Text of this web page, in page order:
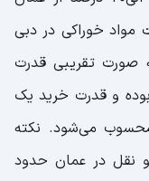
مواد خوراکی در دبی
صورت تقریبی قدرت
بوده و قدرت خرید یک
می‌شود. نکته
نقل در عمان حدود